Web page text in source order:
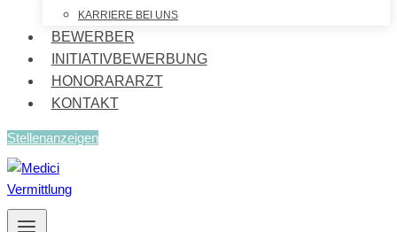
KARRIERE BEI UNS
BEWERBER
INITIATIVBEWERBUNG
HONORARARZT
KONTAKT
Stellenanzeigen